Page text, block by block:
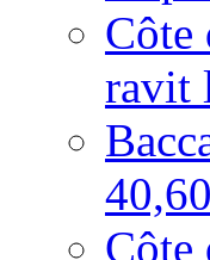
Côte
ravit
Côte